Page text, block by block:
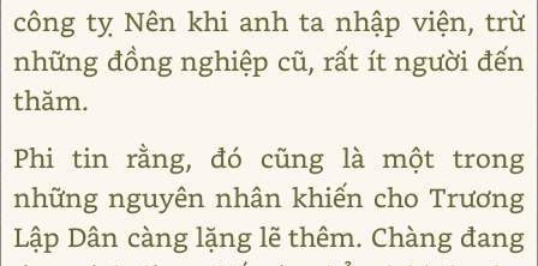
công tỵ Nên khi anh ta nhập viện, trừ
những đồng nghiệp cũ, rất ít người đến
thăm.
Phi tin rằng, đó cũng là một trong
những nguyên nhân khiến cho Trương
Lập Dân càng lặng lẽ thêm. Chàng đang